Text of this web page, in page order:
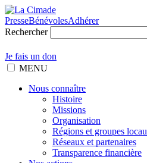
PresseBénévolesAdhérer
Rechercher
Je fais un don
MENU
Nous connaître
Histoire
Missions
Organisation
Régions et groupes
Réseaux et partenaires
Transparence financière